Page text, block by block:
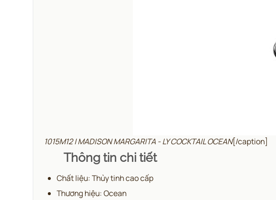
1015M12 | MADISON MARGARITA - LY COCKTAIL OCEAN[/caption]
Thông tin chi tiết
Chất liệu: Thủy tinh cao cấp
Thương hiệu: Ocean